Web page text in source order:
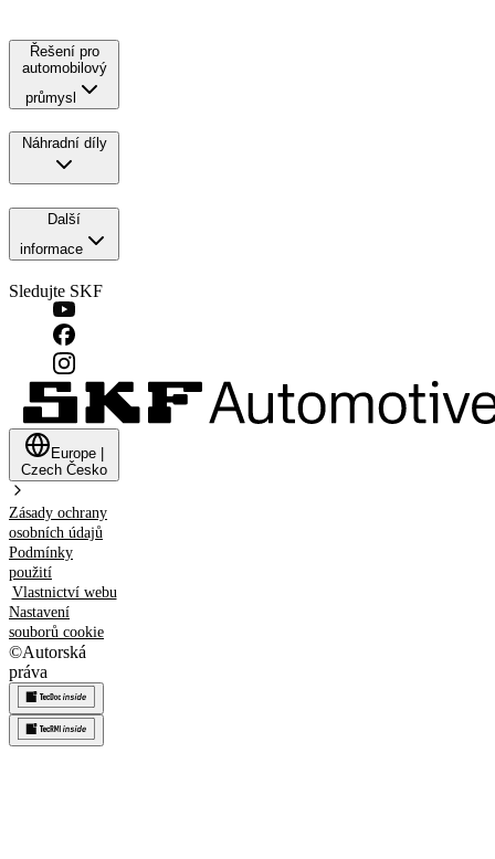
Řešení pro
automobilový
průmysl
Náhradní díly
Další
informace
Sledujte SKF
Europe
Czech Česko
Zásady ochrany
osobních údajů
Podmínky
použití
Vlastnictví webu
Nastavení
souborů cookie
©Autorská
práva